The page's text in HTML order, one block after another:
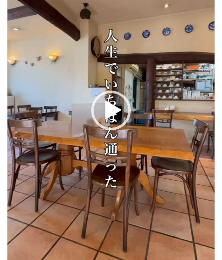
ー